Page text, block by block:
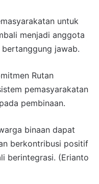
untuk
menjadi anggota
jawab.
Rutan
pemasyarakatan
pembinaan.
binaan dapat
berkontribusi positif
berintegrasi. (Erianto